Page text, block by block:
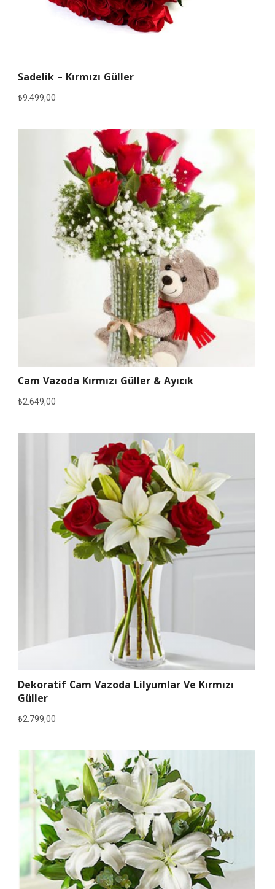
Sadelik – Kırmızı Güller
₺9.499,00
Cam Vazoda Kırmızı Güller & Ayıcık
₺2.649,00
Dekoratif Cam Vazoda Lilyumlar Ve Kırmızı
Güller
₺2.799,00